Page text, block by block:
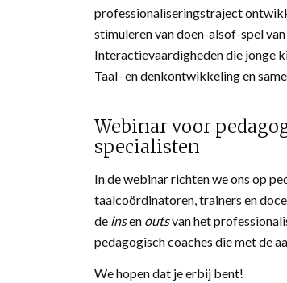
professionaliseringstraject
stimuleren van doen-alsof-spel
Interactievaardigheden die jonge
Taal- en denkontwikkeling en
Webinar voor
specialisten
In de webinar richten we ons op
taalcoördinatoren, trainers en
de insen outsvan het
pedagogisch coaches die met de
We hopen dat je erbij bent!